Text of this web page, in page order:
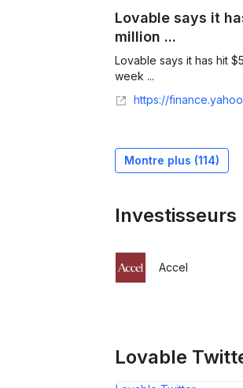
Lovable says it
million ...
Lovable says it has hit
week ...
https://finance.yahoo.com/sectors/technology/articles/
Montre plus (114)
Investisseurs
Accel
Lovable